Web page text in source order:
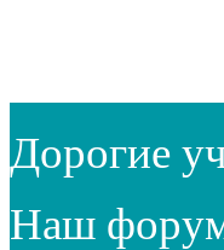
Дорогие
Наш форум